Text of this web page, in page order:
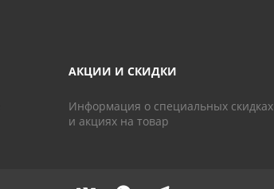
АКЦИИ И СКИДКИ
Информация о специальных скидках
и акциях на товар